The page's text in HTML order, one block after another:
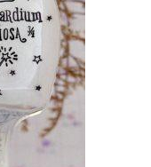
VINTAGE :